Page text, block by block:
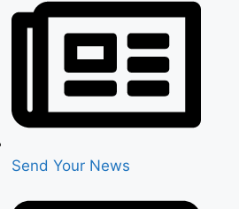
Send Your News